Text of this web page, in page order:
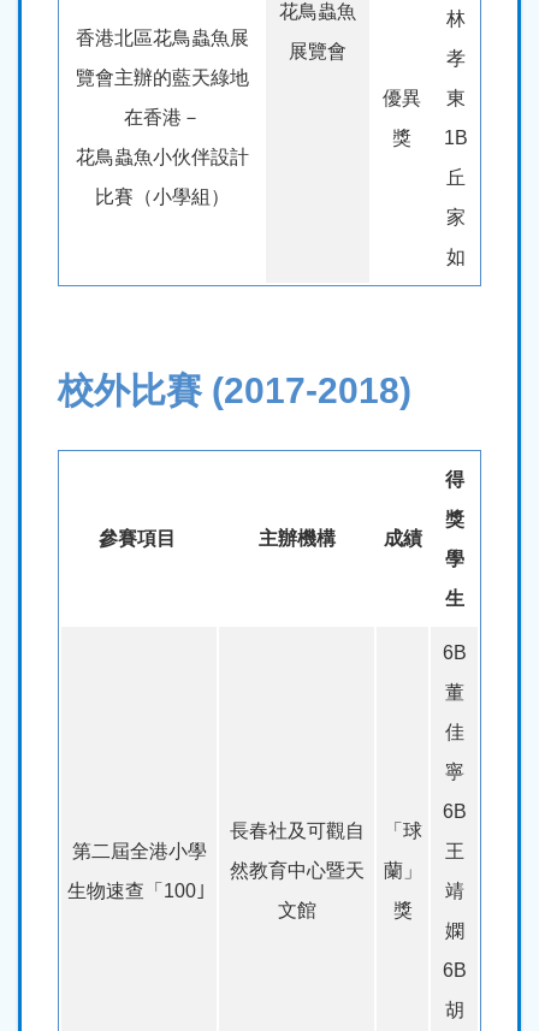
花鳥蟲魚
展覽會
香港北區花鳥蟲魚展
覽會主辦的藍天綠地
在香港－
花鳥蟲魚小伙伴設計
比賽（小學組）
優異
獎
林
孝
東
1B
丘
家
如
校外比賽 (2017-2018)
參賽項目 主辦機構 成績
得
獎
學
生
第二屆全港小學
生物速查「100｣
長春社及可觀自
然教育中心暨天
文館
「球
蘭」
獎
6B
董
佳
寧
6B
王
靖
嫻
6B
胡